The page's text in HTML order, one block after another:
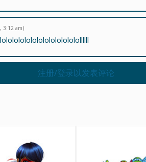
3:12 am)
注册/登录以发表评论